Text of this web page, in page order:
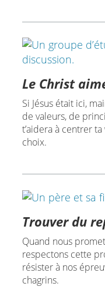
Le Christ
Si Jésus était ici,
de valeurs, de
t’aidera à centrer
choix.
Trouver du
Quand nous
respectons cette
résister à nos
chagrins.